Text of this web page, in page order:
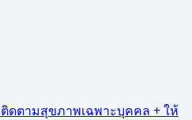
ติดตามสุขภาพเฉพาะบุคคล + ให้